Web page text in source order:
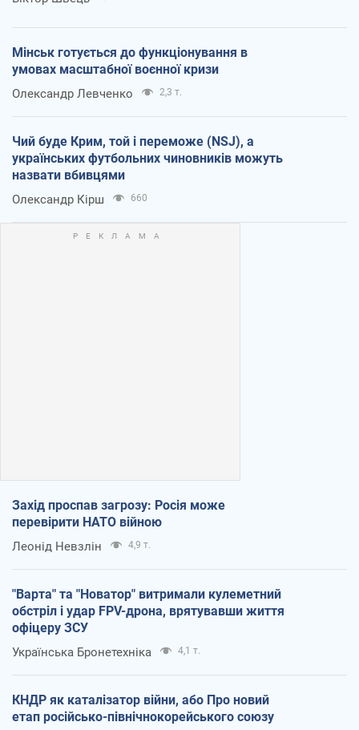
Мінськ готується до функціонування в
умовах масштабної воєнної кризи
Олександр Левченко 2,3 т.
Чий буде Крим, той і переможе (NSJ), а
українських футбольних чиновників можуть
назвати вбивцями
Олександр Кірш 660
Захід проспав загрозу: Росія може
перевірити НАТО війною
Леонід Невзлін 4,9 т.
"Варта" та "Новатор" витримали кулеметний
обстріл і удар FPV-дрона, врятувавши життя
офіцеру ЗСУ
Українська Бронетехніка 4,1 т.
КНДР як каталізатор війни, або Про новий
етап російсько-північнокорейського союзу